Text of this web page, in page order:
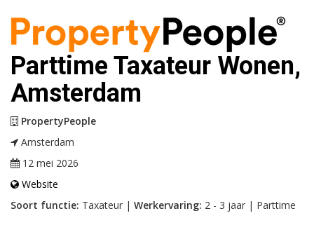
Parttime Taxateur Wonen,
Amsterdam
PropertyPeople
Amsterdam
12 mei 2026
Website
Soort functie: Taxateur | Werkervaring: 2 - 3 jaar | Parttime